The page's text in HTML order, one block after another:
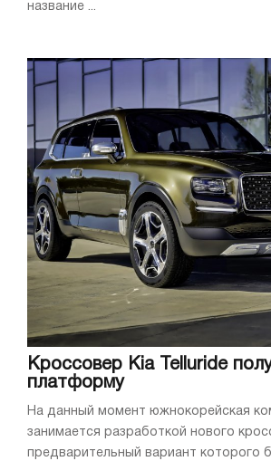
название ...
Кроссовер Kia Telluride
платформу
На данный момент южнокорейская
занимается разработкой нового
предварительный вариант которого